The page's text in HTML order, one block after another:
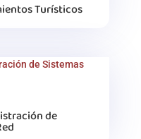
Turísticos
de